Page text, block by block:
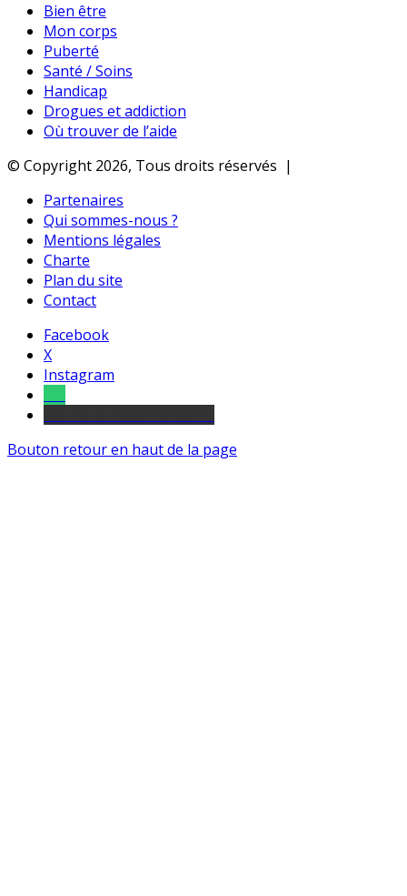
Bien être
Mon corps
Puberté
Santé / Soins
Handicap
Drogues et addiction
Où trouver de l’aide
© Copyright 2026, Tous droits réservés |
Partenaires
Qui sommes-nous ?
Mentions légales
Charte
Plan du site
Contact
Facebook
X
Instagram
Bouton retour en haut de la page